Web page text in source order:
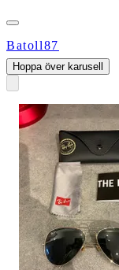
Batoll87
Hoppa över karusell